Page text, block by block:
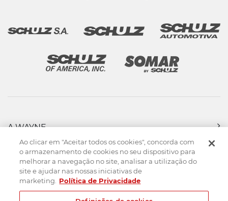
A WAYNE
PRODUTOS
FORÇA DE VENDAS
ASSISTÊNCIA TÉCNICA
DOWNLOADS
CONTATO
Ao clicar em "Aceitar todos os cookies", concorda com
o armazenamento de cookies no seu dispositivo para
melhorar a navegação no site, analisar a utilização do
site e ajudar nas nossas iniciativas de
marketing.
Política de Privacidade